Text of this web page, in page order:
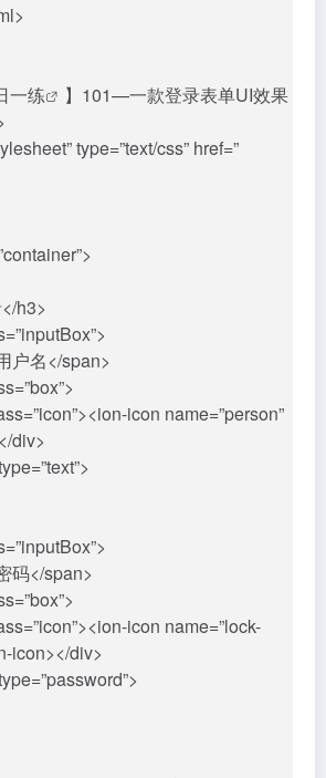
一练
】101—一款登录表单UI效果
type=”text/css” href=”
h3>
名</span>
icon name=”person”
div>
</span>
icon name=”lock-
icon></div>